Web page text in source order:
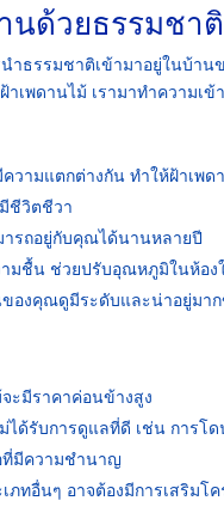
นด้วยธรรมชาติ
ำธรรมชาติเข้ามาอยู่ในบ้า
พดานไม้ เรามาทำความเ
วามแตกต่างกัน ทำให้ฝ้าเพ
ชีวิตชีวา
ารถอยู่กับคุณได้นานหลายปี
ชื้น ช่วยปรับอุณหภูมิในห้อง
ของคุณดูมีระดับและน่าอยู่มา
ะมีราคาค่อนข้างสูง
ได้รับการดูแลที่ดี เช่น การ
ที่มีความชำนาญ
ทอื่นๆ อาจต้องมีการเสริมโค